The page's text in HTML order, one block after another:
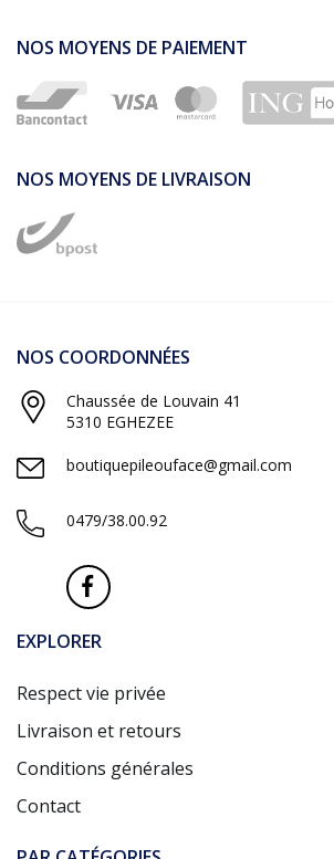
NOS MOYENS DE PAIEMENT
NOS MOYENS DE LIVRAISON
NOS COORDONNÉES
Chaussée de Louvain 41
5310 EGHEZEE
boutiquepileouface@gmail.com
0479/38.00.92
EXPLORER
Respect vie privée
Livraison et retours
Conditions générales
Contact